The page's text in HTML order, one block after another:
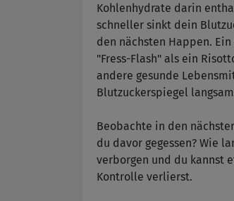
Kohlenhydrate darin
schneller sinkt dein
den nächsten Happen.
"Fress-Flash" als ein
andere gesunde
Blutzuckerspiegel
Beobachte in den
du davor gegessen? Wie
verborgen und du kannst
Kontrolle verlierst.